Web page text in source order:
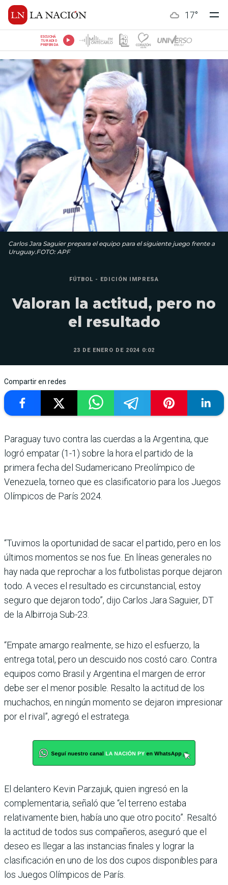
17°
ESCUCHÁ
TU RADIO
PREFERIDA
Carlos Jara Saguier prepara el equipo para el siguiente juego frente a
Uruguay.FOTO: APF
FÚTBOL - EDICIÓN IMPRESA
Valoran la actitud, pero no
el resultado
23 DE ENERO DE 2024 0:02
Compartir en redes
Paraguay tuvo contra las cuer­das a la Argentina, que
logró empatar (1-1) sobre la hora el partido de la
primera fecha del Sudamericano Preolímpico de
Venezuela, torneo que es clasi­ficatorio para los Juegos
Olím­picos de París 2024.
“Tuvimos la oportunidad de sacar el partido, pero en los
últimos momentos se nos fue. En líneas generales no
hay nada que reprochar a los futbolistas porque dejaron
todo. A veces el resultado es circunstancial, estoy
seguro que dejaron todo”, dijo Carlos Jara Saguier, DT
de la Albirroja Sub-23.
“Empate amargo realmente, se hizo el esfuerzo, la
entrega total, pero un descuido nos costó caro. Contra
equipos como Brasil y Argentina el margen de error
debe ser el menor posible. Resalto la actitud de los
mucha­chos, en ningún momento se dejaron impresionar
por el rival”, agregó el estratega.
El delantero Kevin Parzajuk, quien ingresó en la
complemen­taria, señaló que “el terreno estaba
relativamente bien, había uno que otro pocito”. Resaltó
la actitud de todos sus compañeros, aseguró que el
deseo es llegar a las instancias finales y lograr la
clasificación en uno de los dos cupos dispo­nibles para
los Juegos Olímpi­cos de París.